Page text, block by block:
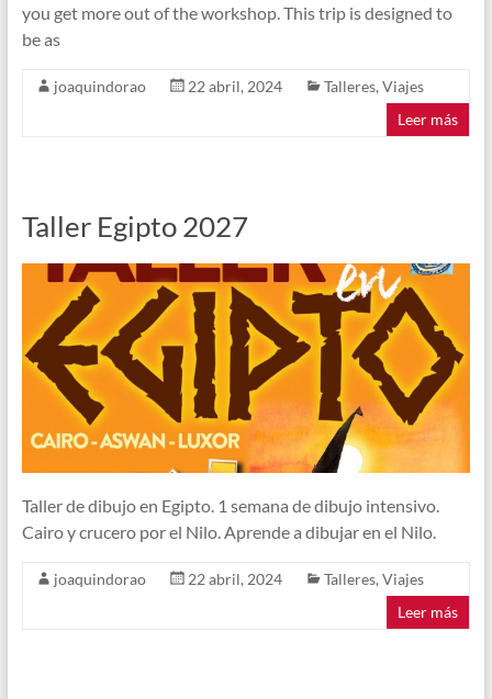
you get more out of the workshop. This trip is designed to
be as
joaquindorao 22 abril, 2024 Talleres, Viajes
Leer más
Taller Egipto 2027
Taller de dibujo en Egipto. 1 semana de dibujo intensivo.
Cairo y crucero por el Nilo. Aprende a dibujar en el Nilo.
joaquindorao 22 abril, 2024 Talleres, Viajes
Leer más